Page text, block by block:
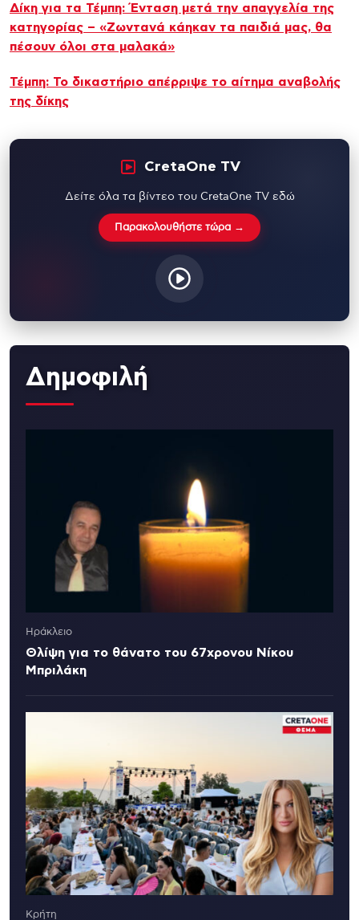
Δίκη για τα Τέμπη: Ένταση μετά την απαγγελία της
κατηγορίας – «Ζωντανά κάηκαν τα παιδιά μας, θα
πέσουν όλοι στα μαλακά»
Τέμπη: Το δικαστήριο απέρριψε το αίτημα αναβολής
της δίκης
CretaOne TV
Δείτε όλα τα βίντεο του CretaOne TV εδώ
Παρακολουθήστε τώρα →
Δημοφιλή
Ηράκλειο
Θλίψη για το θάνατο του 67χρονου Νίκου
Μπριλάκη
Κρήτη